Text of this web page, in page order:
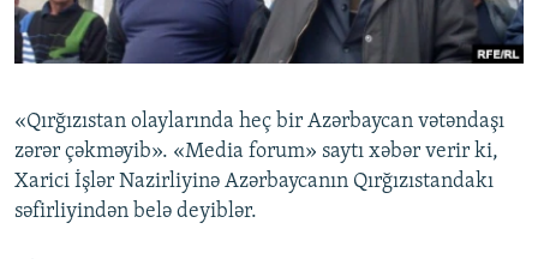
İZ - MƏDƏNIYYƏT PROQRAMI
MATERIALLARIMIZDAN ISTIFADƏ
AZADLIQRADIOSU MOBIL TELEFONUNUZDA
XƏBƏR BÜLLETENLƏRIMIZ
RFE/RL-in bütün saytları
«Qırğızıstan olaylarında heç bir Azərbaycan vətəndaşı
zərər çəkməyib». «Media forum» saytı xəbər verir ki,
Xarici İşlər Nazirliyinə Azərbaycanın Qırğızıstandakı
səfirliyindən belə deyiblər.